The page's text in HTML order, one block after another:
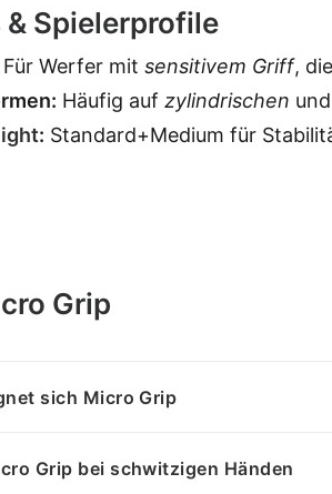
& Spielerprofile
Für Werfer mit sensitivem Griff, die
Häufig auf zylindrischen und
: Standard+Medium für
Grip
sich Micro Grip
Grip bei schwitzigen Händen